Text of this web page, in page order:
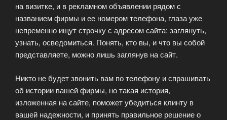
на визитке, и в рекламном объявлении рядом с
названием фирмы и ее номером телефона, глаза уже
непременно ищут строчку с адресом сайта: заглянуть,
узнать, осведомиться. Понять, кто вы, и что вы собой
представляете, можно лишь заглянув на сайт.
Никто не будет звонить вам по телефону и спрашивать
об истории вашей фирмы, но такая история,
изложенная на сайте, поможет убедиться клинту в
вашей надежности, и принять правильное решение о